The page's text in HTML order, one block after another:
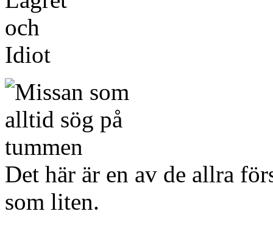
Det här är en av de allra
som liten.